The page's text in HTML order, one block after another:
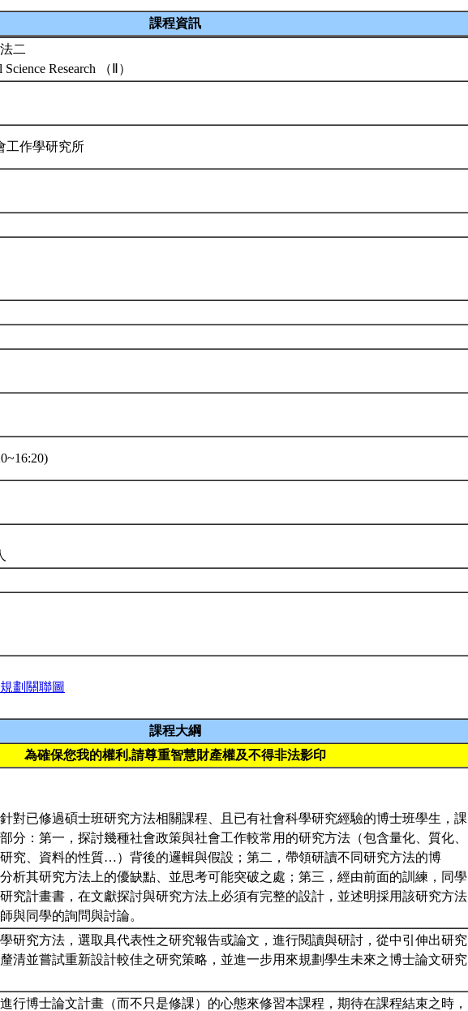
課程資訊
二
Research （Ⅱ）
工作學研究所
劃關聯圖
課程大綱
為確保您我的權利,請尊重智慧財產權及不得非法影印
對已修過碩士班研究方法相關課程、且已有社會科學研究經驗的博士班學生，課
分：第一，探討幾種社會政策與社會工作較常用的研究方法（包含量化、質化、
究、資料的性質…）背後的邏輯與假設；第二，帶領研讀不同研究方法的博
分析其研究方法上的優缺點、並思考可能突破之處；第三，經由前面的訓練，同學
究計畫書，在文獻探討與研究方法上必須有完整的設計，並述明採用該研究方法
與同學的詢問與討論。
研究方法，選取具代表性之研究報告或論文，進行閱讀與研討，從中引伸出研究
清並嘗試重新設計較佳之研究策略，並進一步用來規劃學生未來之博士論文研究
行博士論文計畫（而不只是修課）的心態來修習本課程，期待在課程結束之時，